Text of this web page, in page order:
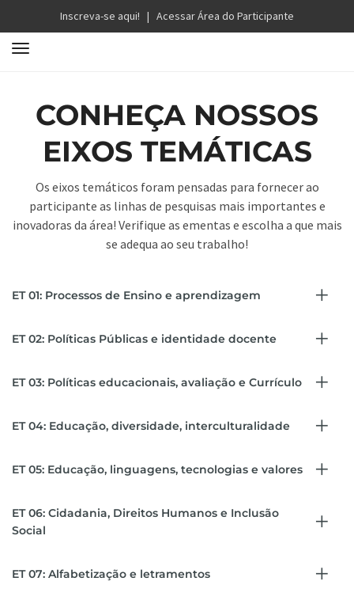
Inscreva-se aqui! | Acessar Área do Participante
T
i
i
n
CONHEÇA NOSSOS
EIXOS TEMÁTICAS
Os eixos temáticos foram pensadas para fornecer ao
participante as linhas de pesquisas mais importantes e
inovadoras da área! Verifique as ementas e escolha a que mais
se adequa ao seu trabalho!
ET 01: Processos de Ensino e aprendizagem
ET 02: Políticas Públicas e identidade docente
ET 03: Políticas educacionais, avaliação e Currículo
ET 04: Educação, diversidade, interculturalidade
ET 05: Educação, linguagens, tecnologias e valores
ET 06: Cidadania, Direitos Humanos e Inclusão
Social
ET 07: Alfabetização e letramentos